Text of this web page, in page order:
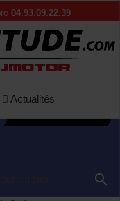
04.93.09.22.39
Actualités
